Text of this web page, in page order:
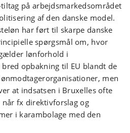
tiltag på arbejdsmarkedsområdet
af den danske model.
har ført til skarpe danske
spørgsmål om, hvor
lønforhold i
opbakning til EU blandt de
men
at indsatsen i Bruxelles ofte
fx direktivforslag og
i karambolage med den